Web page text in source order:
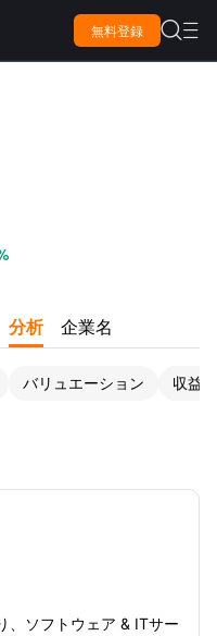
無料登録  
分析 企業名
バリュエーション 収益
、ソフトウェア & ITサー